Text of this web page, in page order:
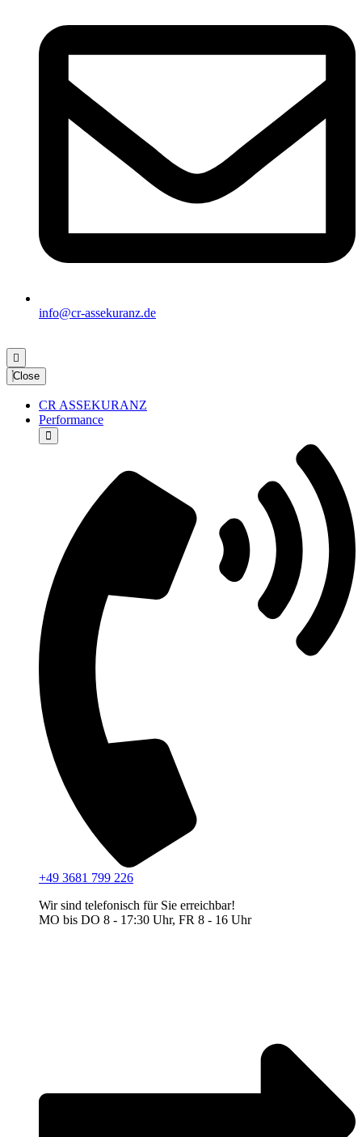
info@cr-assekuranz.de
Close
CR ASSEKURANZ
Performance
+49 3681 799 226
Wir sind telefonisch für Sie erreichbar!
MO bis DO 8 - 17:30 Uhr, FR 8 - 16 Uhr